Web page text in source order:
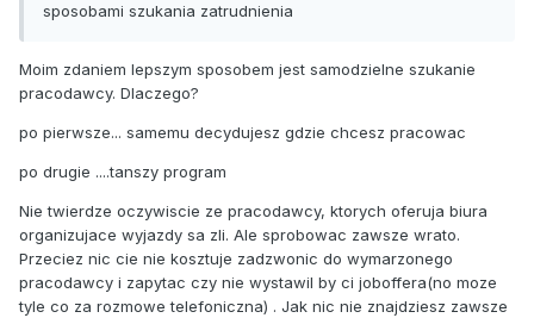
sposobami szukania zatrudnienia
Moim zdaniem lepszym sposobem jest samodzielne szukanie
pracodawcy. Dlaczego?
po pierwsze... samemu decydujesz gdzie chcesz pracowac
po drugie ....tanszy program
Nie twierdze oczywiscie ze pracodawcy, ktorych oferuja biura
organizujace wyjazdy sa zli. Ale sprobowac zawsze wrato.
Przeciez nic cie nie kosztuje zadzwonic do wymarzonego
pracodawcy i zapytac czy nie wystawil by ci joboffera(no moze
tyle co za rozmowe telefoniczna) . Jak nic nie znajdziesz zawsze